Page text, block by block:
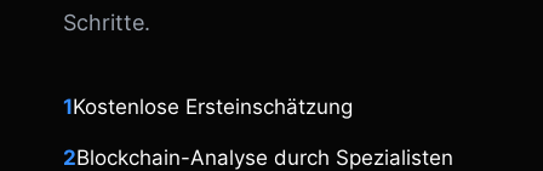
Schritte.
1Kostenlose Ersteinschätzung
2Blockchain-Analyse durch Spezialisten